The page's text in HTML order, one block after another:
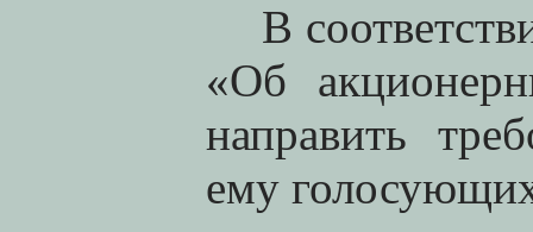
В
«Об
направить
ему